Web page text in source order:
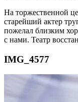
На торжественной
старейший актер
пожелал близким
с нами. Театр
IMG_4577